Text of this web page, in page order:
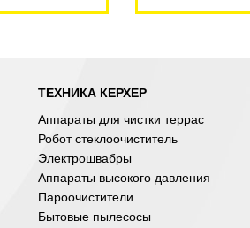
ТЕХНИКА КЕРХЕР
Аппараты для чистки террас
Робот стеклоочиститель
Электрошвабры
Аппараты высокого давления
Пароочистители
Бытовые пылесосы